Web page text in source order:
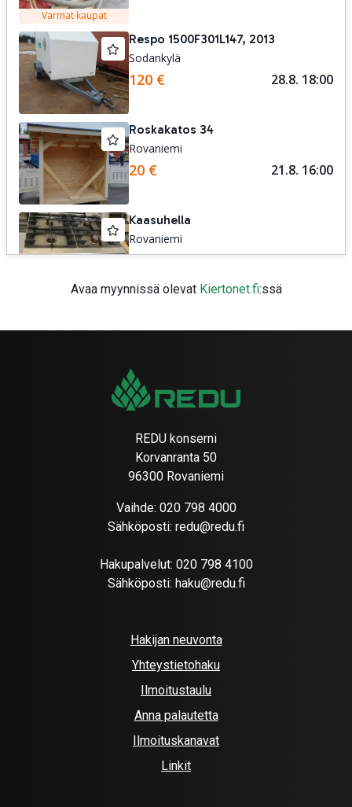
Avaa myynnissä olevat Kiertonet.fi:ssä
REDU konserni
Korvanranta 50
96300 Rovaniemi
Vaihde: 020 798 4000
Sähköposti: redu@redu.fi
Hakupalvelut: 020 798 4100
Sähköposti: haku@redu.fi
Hakijan neuvonta
Yhteystietohaku
Ilmoitustaulu
Anna palautetta
Ilmoituskanavat
Linkit